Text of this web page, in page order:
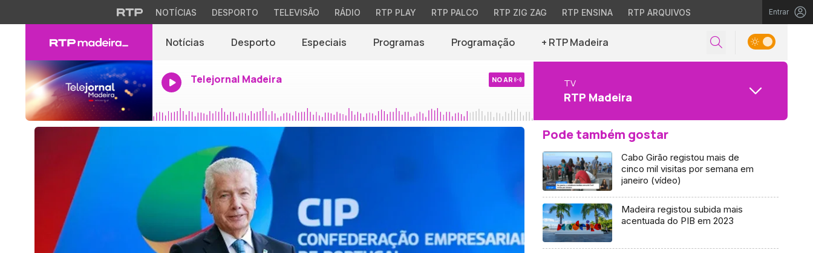
NOTÍCIAS DESPORTO TELEVISÃO RÁDIO RTP PLAY RTP PALCO RTP ZIG ZAG RTP ENSINA RTP ARQUIVOS Entrar
Notícias Desporto Especiais Programas Programação + RTP Madeira
Telejornal Madeira NO AR TV
RTP Madeira
Pode também gostar
Cabo Girão registou mais de
cinco mil visitas por semana em
janeiro (vídeo)
Madeira registou subida mais
acentuada do PIB em 2023